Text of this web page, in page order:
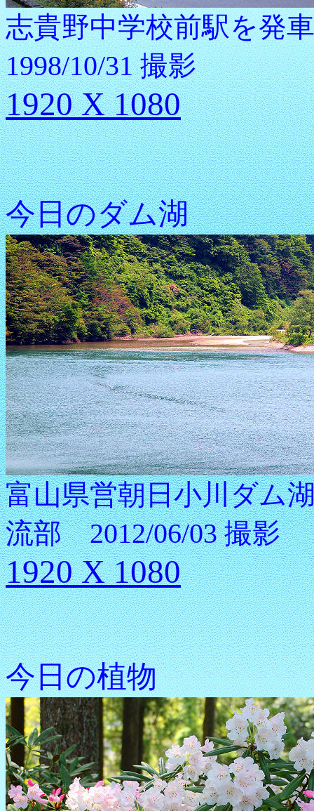
志貴野中学校前駅を発
1998/10/31 撮影
1920 X 1080
今日のダム湖
富山県営朝日小川ダム
流部 2012/06/03 撮影
1920 X 1080
今日の植物